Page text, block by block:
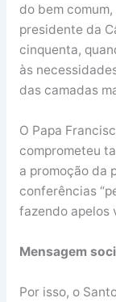
do bem
presidente da
cinquenta,
às
das camadas
O Papa
comprometeu
a promoção da
conferências
fazendo apelos
Mensagem
Por isso, o